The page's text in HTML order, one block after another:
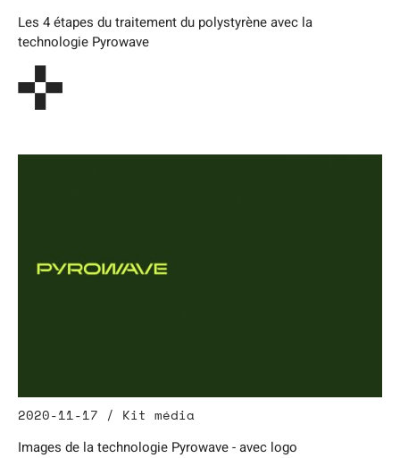
Les 4 étapes du traitement du polystyrène avec la
technologie Pyrowave
2020-11-17 / Kit média
Images de la technologie Pyrowave - avec logo